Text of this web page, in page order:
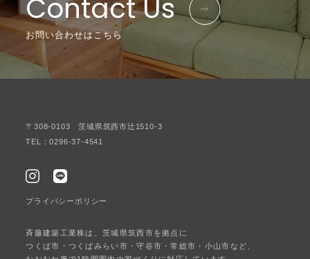
Contact Us
お問い合わせはこちら
〒308-0103 茨城県筑西市辻1510-3
TEL：0296-37-4541
プライバシーポリシー
斉藤建築工業株は、茨城県筑西市を拠点に
つくば市・つくばみらい市・守谷市・常総市・小山市など、